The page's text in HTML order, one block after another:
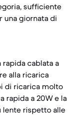
sufficiente
una giornata di
rapida cablata a
alla ricarica
di ricarica molto
rapida a 20W e la
lente rispetto alle